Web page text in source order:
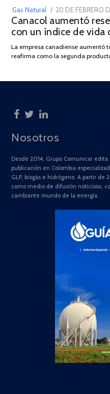
Gas Natural
POSTED
ON
20 DE FEBRERO
Canacol aumentó
con un índice de vida
La empresa canadiense aumentó
reafirma como la segunda
Nosotros
Desde 2014, Grupo Comunicar
publicación en Colombia
GLP, biogás e hidrógeno. A partir de
como medio de difusión noticioso,
cambiante mundo de la energía.